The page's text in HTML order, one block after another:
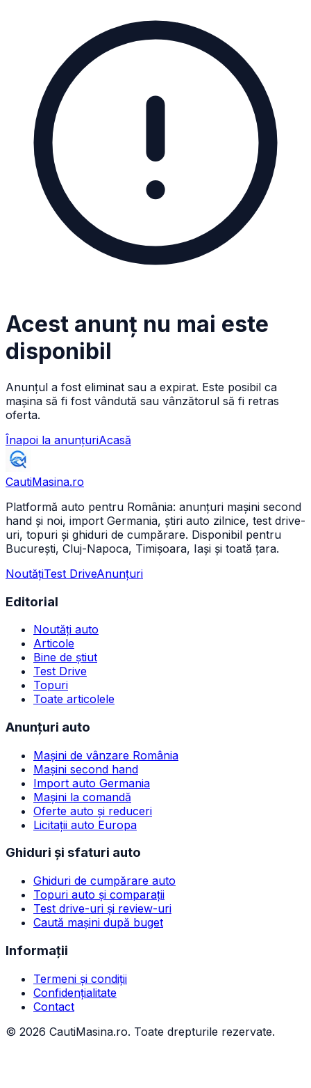
Acest anunț nu mai este
disponibil
Anunțul a fost eliminat sau a expirat. Este posibil ca
mașina să fi fost vândută sau vânzătorul să fi retras
oferta.
Înapoi la anunțuriAcasă
CautiMasina.ro
Platformă auto pentru România: anunțuri mașini second
hand și noi, import Germania, știri auto zilnice, test drive-
uri, topuri și ghiduri de cumpărare. Disponibil pentru
București, Cluj-Napoca, Timișoara, Iași și toată țara.
NoutățiTest DriveAnunțuri
Editorial
Noutăți auto
Articole
Bine de știut
Test Drive
Topuri
Toate articolele
Anunțuri auto
Mașini de vânzare România
Mașini second hand
Import auto Germania
Mașini la comandă
Oferte auto și reduceri
Licitații auto Europa
Ghiduri și sfaturi auto
Ghiduri de cumpărare auto
Topuri auto și comparații
Test drive-uri și review-uri
Caută mașini după buget
Informații
Termeni și condiții
Confidențialitate
Contact
© 2026 CautiMasina.ro. Toate drepturile rezervate.